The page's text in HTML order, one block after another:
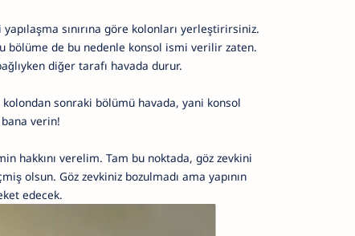
sınırına göre kolonları yerleştirirsiniz.
bölüme de bu nedenle konsol ismi verilir zaten.
diğer tarafı havada durur.
sonraki bölümü havada, yani konsol
verin!
hakkını verelim. Tam bu noktada, göz zevkini
olsun. Göz zevkiniz bozulmadı ama yapının
edecek.